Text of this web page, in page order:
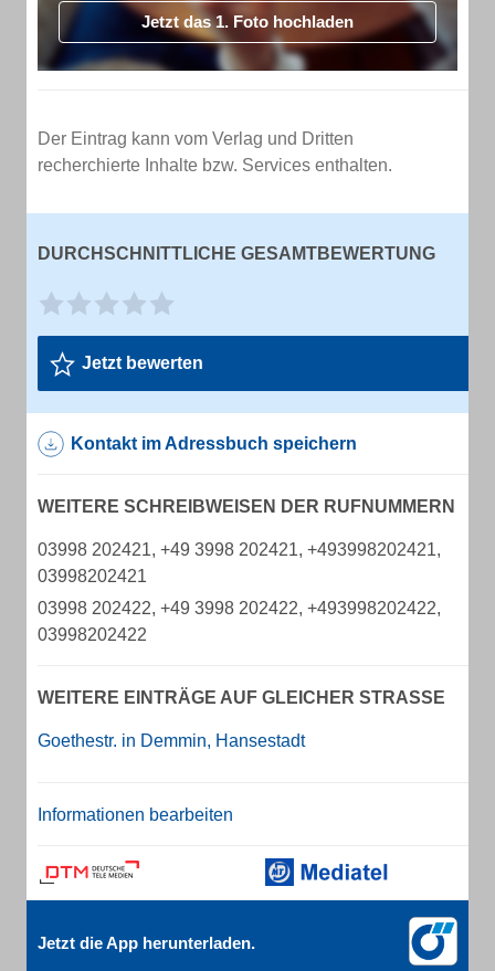
Jetzt das 1. Foto hochladen
Der Eintrag kann vom Verlag und Dritten
recherchierte Inhalte bzw. Services enthalten.
DURCHSCHNITTLICHE GESAMTBEWERTUNG
Jetzt bewerten
Kontakt im Adressbuch speichern
WEITERE SCHREIBWEISEN DER RUFNUMMERN
03998 202421, +49 3998 202421, +493998202421,
03998202421
03998 202422, +49 3998 202422, +493998202422,
03998202422
WEITERE EINTRÄGE AUF GLEICHER STRASSE
Goethestr. in Demmin, Hansestadt
Informationen bearbeiten
Jetzt die App herunterladen.